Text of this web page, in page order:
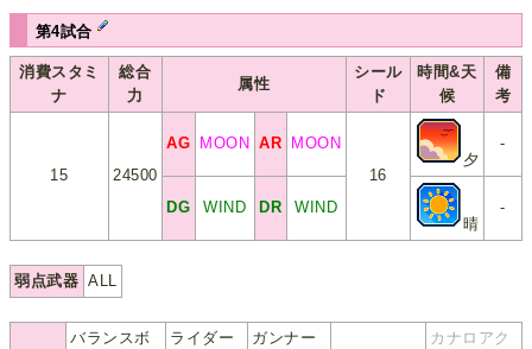
第4試合
消費スタミ
ナ
総合
力
属性
シール
ド
時間&天
候
備
考
15 24500
AG MOON AR
MOON
16
夕
-
DG WIND DR
WIND
晴
-
弱点武器 ALL
バランスボ
ライダー
ガンナー
カナロアク